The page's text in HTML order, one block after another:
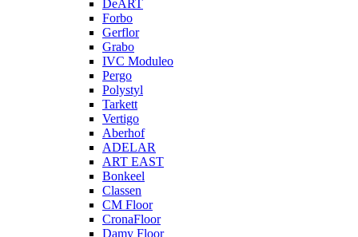
DeART
Forbo
Gerflor
Grabo
IVC Moduleo
Pergo
Polystyl
Tarkett
Vertigo
Aberhof
ADELAR
ART EAST
Bonkeel
Classen
CM Floor
CronaFloor
Damy Floor